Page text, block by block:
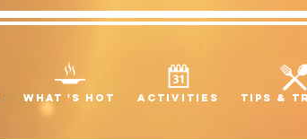
what 's hot Activities Tips &